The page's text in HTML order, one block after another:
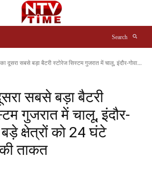
Search
दूसरा सबसे बड़ा बैटरी स्टोरेज सिस्टम गुजरात में चालू, इंदौर-गोवा...
सबसे बड़ा बैटरी
गुजरात में चालू, इंदौर-
क्षेत्रों को 24 घंटे
ताकत